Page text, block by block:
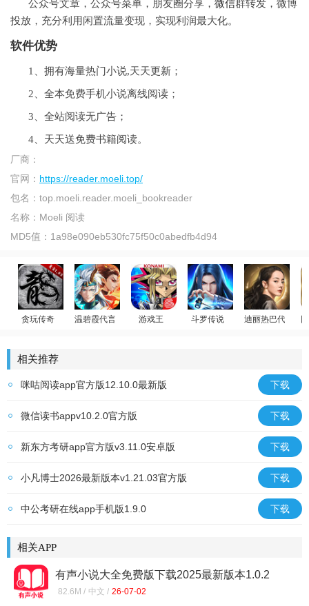
公众号文章，公众号菜单，朋友圈分享， 微信群转发，微博
投放，充分利用闲置流量变现，实现利润最大化。
软件优势
1、拥有海量热门小说,天天更新；
2、全本免费手机小说离线阅读；
3、全站阅读无广告；
4、天天送免费书籍阅读。
厂商：
官网： https://reader.moeli.top/
包名： top.moeli.reader.moeli_bookreader
名称： Moeli 阅读
MD5值： 1a98e090eb530fc75f50c0abedfb4d94
贪玩传奇
温碧霞代言
游戏王
斗罗传说
迪丽热巴代言
相关推荐
咪咕阅读app官方版12.10.0最新版 下载
微信读书appv10.2.0官方版 下载
新东方考研app官方版v3.11.0安卓版 下载
小凡博士2026最新版本v1.21.03官方版 下载
中公考研在线app手机版1.9.0 下载
相关APP
有声小说大全免费版下载2025最新版本1.0.2
82.6M / 中文 / 26-07-02